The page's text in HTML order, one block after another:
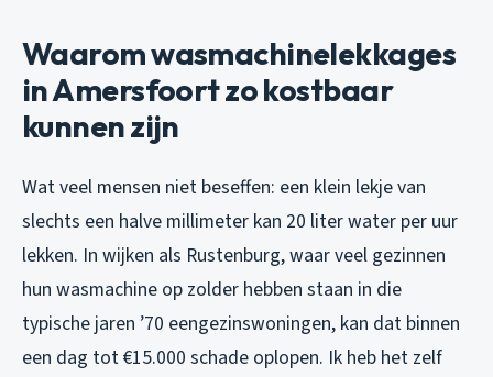
Waarom wasmachinelekkages
in Amersfoort zo kostbaar
kunnen zijn
Wat veel mensen niet beseffen: een klein lekje van
slechts een halve millimeter kan 20 liter water per uur
lekken. In wijken als Rustenburg, waar veel gezinnen
hun wasmachine op zolder hebben staan in die
typische jaren ’70 eengezinswoningen, kan dat binnen
een dag tot €15.000 schade oplopen. Ik heb het zelf